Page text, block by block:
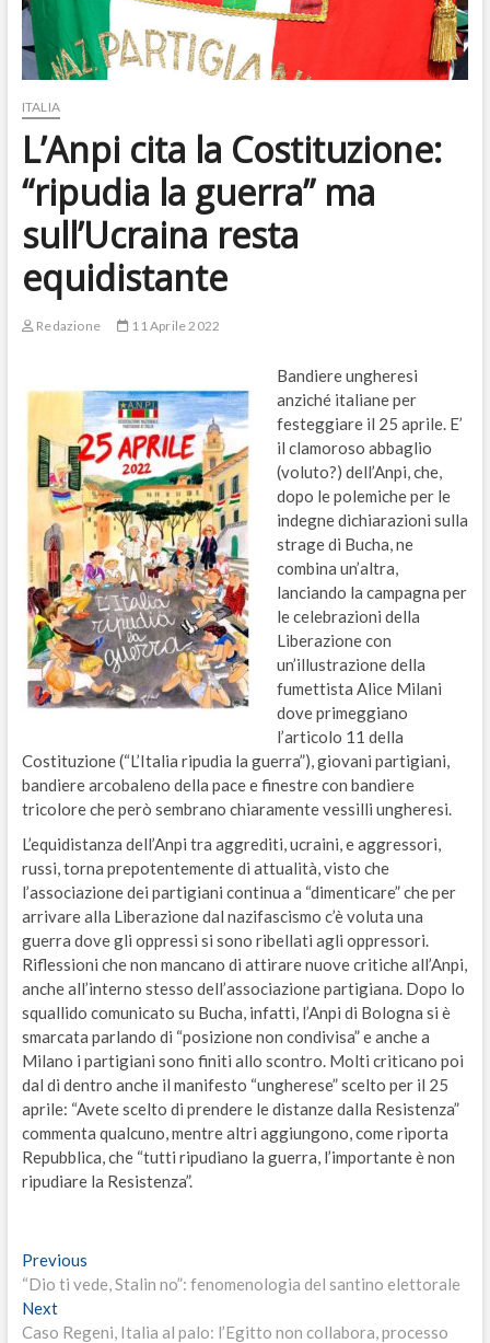
ITALIA
L’Anpi cita la Costituzione:
“ripudia la guerra” ma
sull’Ucraina resta
equidistante
Redazione 11 Aprile 2022
Bandiere ungheresi
anziché italiane per
festeggiare il 25 aprile. E’
il clamoroso abbaglio
(voluto?) dell’Anpi, che,
dopo le polemiche per le
indegne dichiarazioni sulla
strage di Bucha, ne
combina un’altra,
lanciando la campagna per
le celebrazioni della
Liberazione con
un’illustrazione della
fumettista Alice Milani
dove primeggiano
l’articolo 11 della
Costituzione (“L’Italia ripudia la guerra”), giovani partigiani,
bandiere arcobaleno della pace e finestre con bandiere
tricolore che però sembrano chiaramente vessilli ungheresi.
L’equidistanza dell’Anpi tra aggrediti, ucraini, e aggressori,
russi, torna prepotentemente di attualità, visto che
l’associazione dei partigiani continua a “dimenticare” che per
arrivare alla Liberazione dal nazifascismo c’è voluta una
guerra dove gli oppressi si sono ribellati agli oppressori.
Riflessioni che non mancano di attirare nuove critiche all’Anpi,
anche all’interno stesso dell’associazione partigiana. Dopo lo
squallido comunicato su Bucha, infatti, l’Anpi di Bologna si è
smarcata parlando di “posizione non condivisa” e anche a
Milano i partigiani sono finiti allo scontro. Molti criticano poi
dal di dentro anche il manifesto “ungherese” scelto per il 25
aprile: “Avete scelto di prendere le distanze dalla Resistenza”
commenta qualcuno, mentre altri aggiungono, come riporta
Repubblica, che “tutti ripudiano la guerra, l’importante è non
ripudiare la Resistenza”.
Navigazione
articoli
PreviousPrevious
post:
“Dio ti vede, Stalin no”: fenomenologia del santino elettorale
NextNext
post:
Caso Regeni, Italia al palo: l’Egitto non collabora, processo